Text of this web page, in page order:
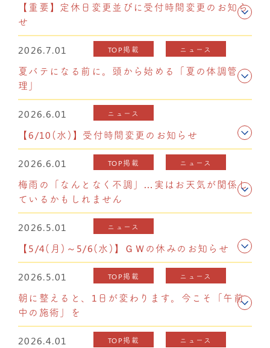
【重要】定休日変更並びに受付時間変更のお知ら
せ
2026.7.01 TOP掲載 ニュース
夏バテになる前に。頭から始める「夏の体調管
理」
2026.6.01 ニュース
【6/10(水)】受付時間変更のお知らせ
2026.6.01 TOP掲載 ニュース
梅雨の「なんとなく不調」…実はお天気が関係し
ているかもしれません
2026.5.01 ニュース
【5/4(月)～5/6(水)】ＧＷの休みのお知らせ
2026.5.01 TOP掲載 ニュース
朝に整えると、1日が変わります。今こそ「午前
中の施術」を
2026.4.01 TOP掲載 ニュース